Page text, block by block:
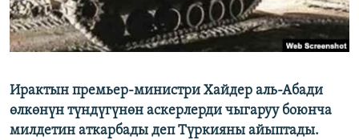
Ирактын премьер-министри Хайдер аль-Абади
өлкөнүн түндүгүнөн аскерлерди чыгаруу боюнча
милдетин аткарбады деп Түркияны айыптады.